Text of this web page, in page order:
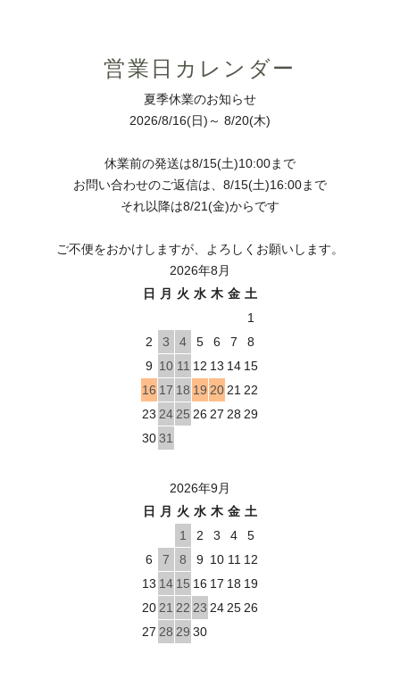
営業日カレンダー
夏季休業のお知らせ
2026/8/16(日)～ 8/20(木)
休業前の発送は8/15(土)10:00まで
お問い合わせのご返信は、8/15(土)16:00まで
それ以降は8/21(金)からです
ご不便をおかけしますが、よろしくお願いします。
2026年8月
日
月 火 水 木 金 土
1
2
3 4 5 6 7
8
9 10 11 12 13 14 15
16 17 18 19 20 21 22
23 24 25 26 27 28 29
3031
2026年9月
日
月 火 水 木 金 土
1
2 3 4
5
6
7 8 9 10 11 12
13 14 15 16 17 18 19
20 21 22 23 24 25 26
27 28 29 30